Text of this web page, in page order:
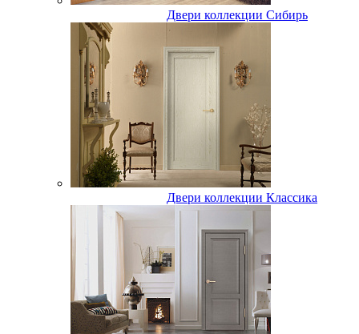
Двери коллекции Сибирь
Двери коллекции Классика